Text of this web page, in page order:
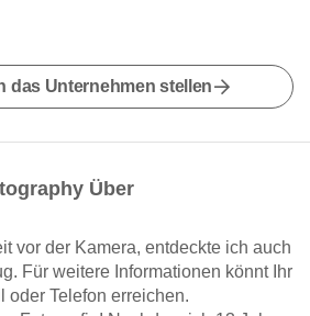
das Unternehmen stellen
Über
vor der Kamera, entdeckte ich auch
Für weitere Informationen könnt Ihr
oder Telefon erreichen.